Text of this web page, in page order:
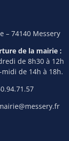
– 74140 Messery
de la mairie :
de 8h30 à 12h
de 14h à 18h.